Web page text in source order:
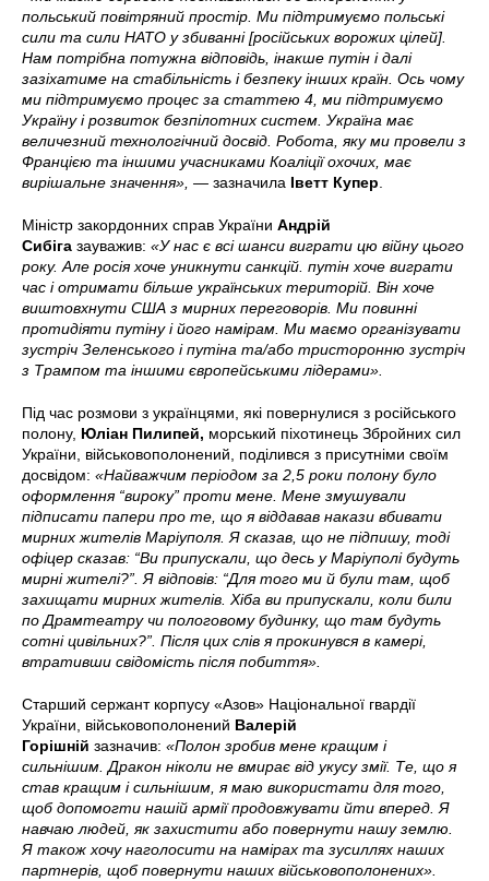
польський повітряний простір. Ми підтримуємо польські
сили та сили НАТО у збиванні [російських ворожих цілей].
Нам потрібна потужна відповідь, інакше путін і далі
зазіхатиме на стабільність і безпеку інших країн. Ось чому
ми підтримуємо процес за статтею 4, ми підтримуємо
Україну і розвиток безпілотних систем. Україна має
величезний технологічний досвід. Робота, яку ми провели з
Францією та іншими учасниками Коаліції охочих, має
вирішальне значення», — зазначила Іветт Купер
Міністр закордонних справ України Андрій
Сибіга зауважив: «У нас є всі шанси виграти цю війну цього
року. Але росія хоче уникнути санкцій. путін хоче виграти
час і отримати більше українських територій. Він хоче
виштовхнути США з мирних переговорів. Ми повинні
протидіяти путіну і його намірам. Ми маємо організувати
зустріч Зеленського і путіна та/або тристоронню зустріч
з Трампом та іншими європейськими лідерами».
Під час розмови з українцями, які повернулися з російського
полону, Юліан Пилипей, морський піхотинець Збройних сил
України, військовополонений, поділився з присутніми своїм
досвідом: «Найважчим періодом за 2,5 роки полону було
оформлення “вироку” проти мене. Мене змушували
підписати папери про те, що я віддавав накази вбивати
мирних жителів Маріуполя. Я сказав, що не підпишу, тоді
офіцер сказав: “Ви припускали, що десь у Маріуполі будуть
мирні жителі?”. Я відповів: “Для того ми й були там, щоб
захищати мирних жителів. Хіба ви припускали, коли били
по Драмтеатру чи пологовому будинку, що там будуть
сотні цивільних?”. Після цих слів я прокинувся в камері,
втративши свідомість після побиття».
Старший сержант корпусу «Азов» Національної гвардії
України, військовополонений Валерій
Горішній зазначив: «Полон зробив мене кращим і
сильнішим. Дракон ніколи не вмирає від укусу змії. Те, що я
став кращим і сильнішим, я маю використати для того,
щоб допомогти нашій армії продовжувати йти вперед. Я
навчаю людей, як захистити або повернути нашу землю.
Я також хочу наголосити на намірах та зусиллях наших
партнерів, щоб повернути наших військовополонених».